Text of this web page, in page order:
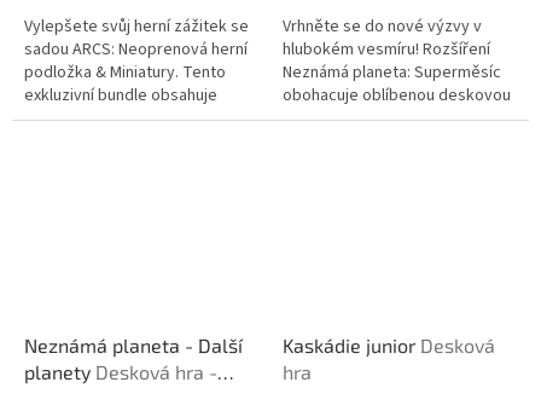
Vylepšete svůj herní zážitek se
sadou ARCS: Neoprenová herní
podložka & Miniatury. Tento
exkluzivní bundle obsahuje
českou verzi neoprenové mapy
Vrhněte se do nové výzvy v
hlubokém vesmíru! Rozšíření
Neznámá planeta: Superměsíc
obohacuje oblíbenou deskovou
hru o nové strategické
Neznámá planeta - Další
planety Desková hra -
Kaskádie junior Desková
hra